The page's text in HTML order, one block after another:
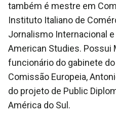
também é mestre em
Instituto Italiano de
Jornalismo Internacional
American Studies. Possui
funcionário do gabinete
Comissão Europeia,
do projeto de Public
América do Sul.